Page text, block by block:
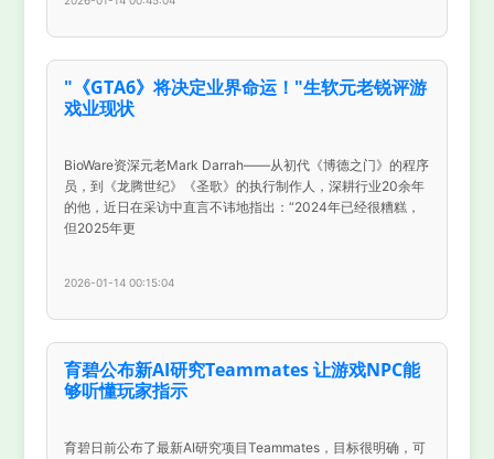
"《GTA6》将决定业界命运！"生软元老锐评游
戏业现状
BioWare资深元老Mark Darrah——从初代《博德之门》的程序
员，到《龙腾世纪》《圣歌》的执行制作人，深耕行业20余年
的他，近日在采访中直言不讳地指出：“2024年已经很糟糕，
但2025年更
2026-01-14 00:15:04
育碧公布新AI研究Teammates 让游戏NPC能
够听懂玩家指示
育碧日前公布了最新AI研究项目Teammates，目标很明确，可